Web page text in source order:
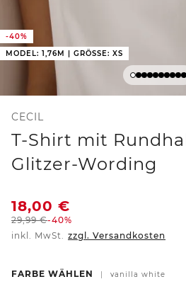
-40%
MODEL: 1,76M | GRÖSSE: XS
CECIL
T-Shirt mit
Glitzer-Wording
18,00 €
29,99€-40%
inkl. MwSt. zzgl. Versandkosten
FARBE WÄHLEN | vanilla white